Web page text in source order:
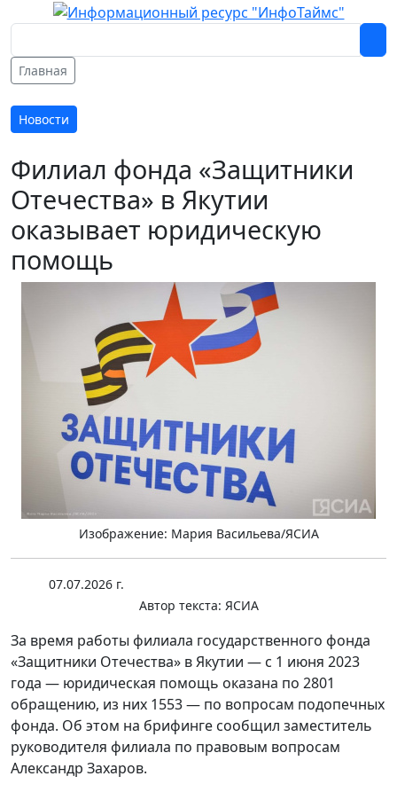
Главная
Новости
Филиал фонда «Защитники
Отечества» в Якутии
оказывает юридическую
помощь
Изображение: Мария Васильева/ЯСИА
07.07.2026 г.
Автор текста: ЯСИА
За время работы филиала государственного фонда
«Защитники Отечества» в Якутии — с 1 июня 2023
года — юридическая помощь оказана по 2801
обращению, из них 1553 — по вопросам подопечных
фонда. Об этом на брифинге сообщил заместитель
руководителя филиала по правовым вопросам
Александр Захаров.